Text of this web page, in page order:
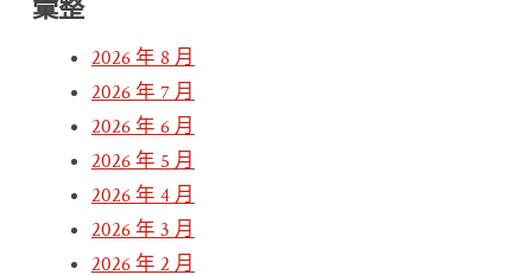
2026 年 8 月
2026 年 7 月
2026 年 6 月
2026 年 5 月
2026 年 4 月
2026 年 3 月
2026 年 2 月